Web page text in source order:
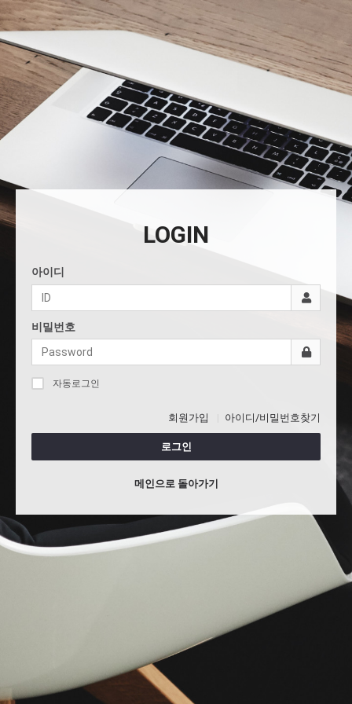
LOGIN
아이디
비밀번호
자동로그인
회원가입 아이디/비밀번호찾기
로그인
메인으로 돌아가기